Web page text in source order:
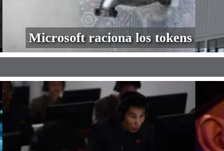
Microsoft raciona los tokens